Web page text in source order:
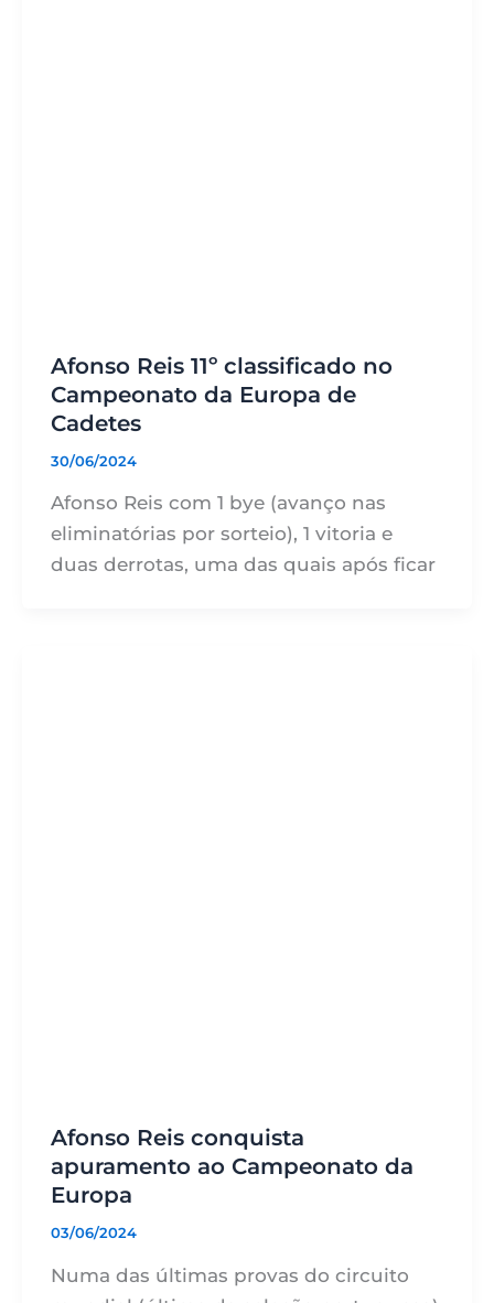
Afonso Reis 11º classificado no
Campeonato da Europa de
Cadetes
30/06/2024
Afonso Reis com 1 bye (avanço nas
eliminatórias por sorteio), 1 vitoria e
duas derrotas, uma das quais após ficar
Afonso Reis conquista
apuramento ao Campeonato da
Europa
03/06/2024
Numa das últimas provas do circuito